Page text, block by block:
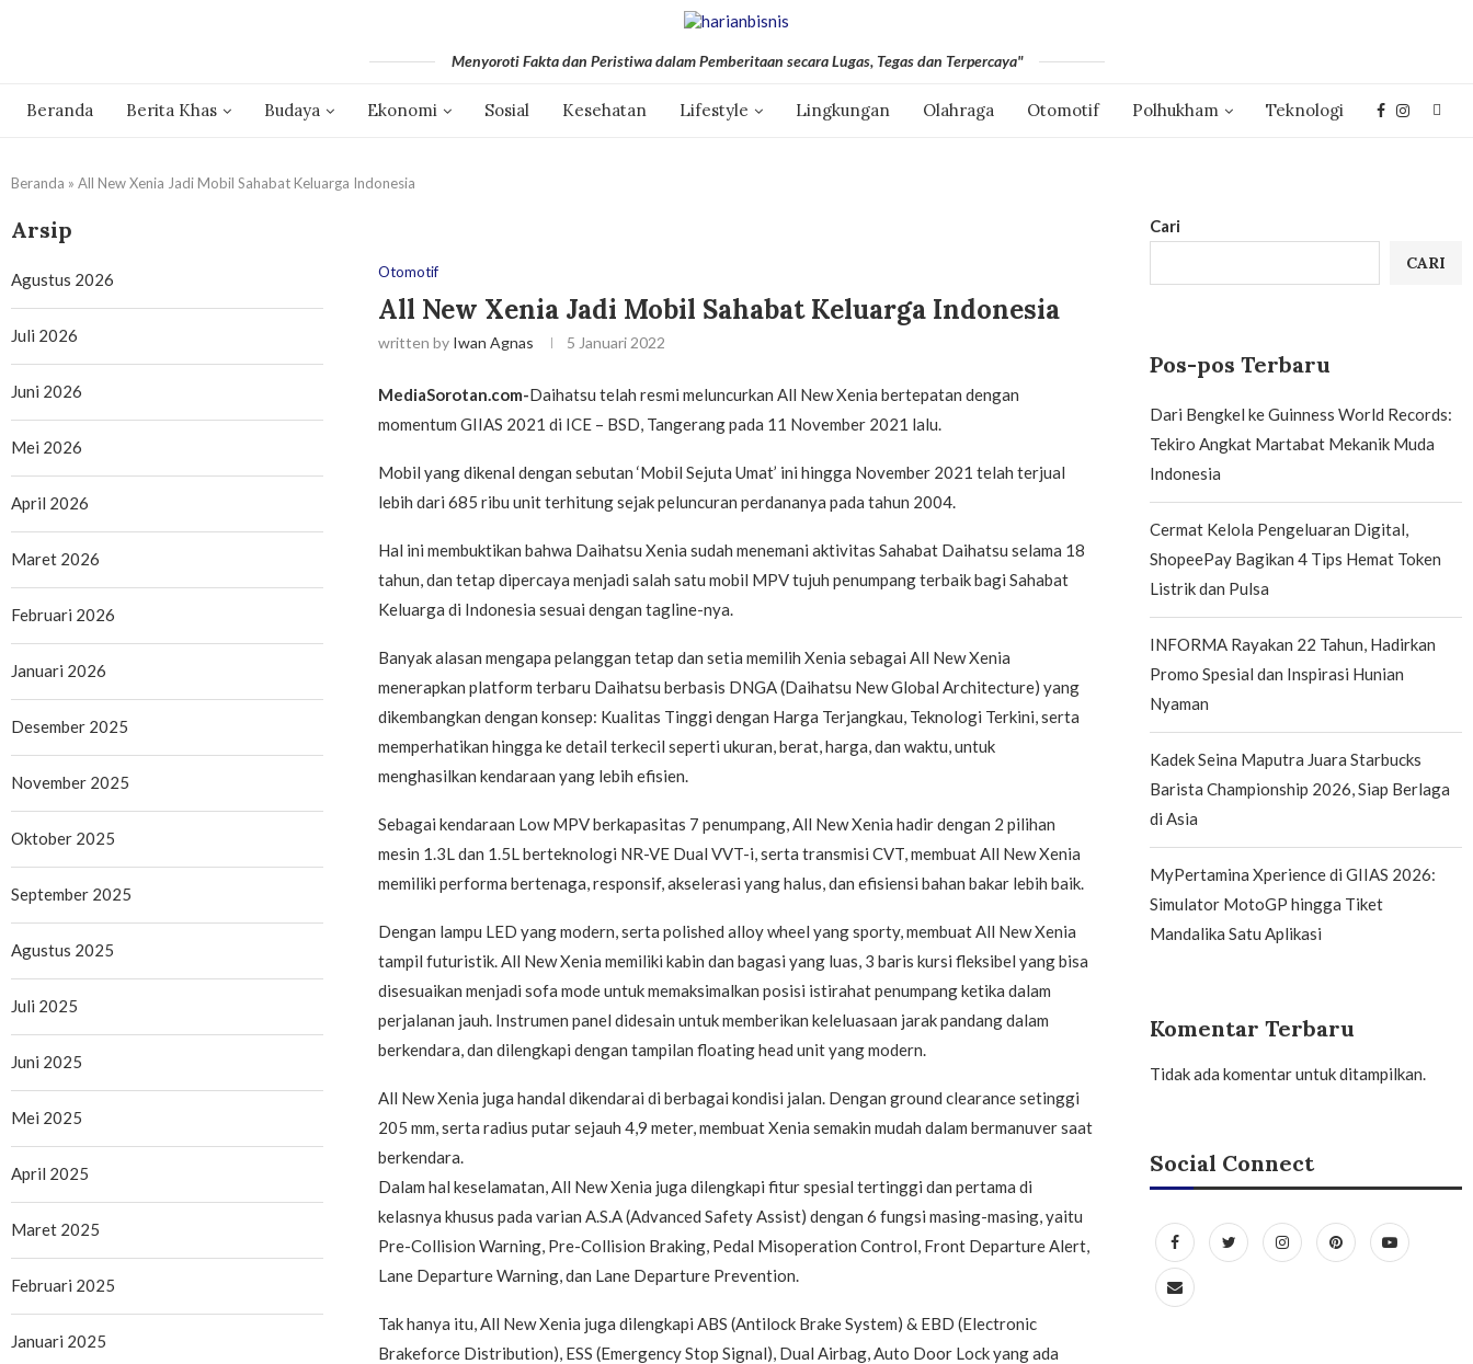
Menyoroti Fakta dan Peristiwa dalam Pemberitaan secara Lugas, Tegas dan Terpercaya"
Beranda Berita Khas Budaya Ekonomi Sosial Kesehatan Lifestyle Lingkungan Olahraga Otomotif Polhukham Teknologi
Beranda » All New Xenia Jadi Mobil Sahabat Keluarga Indonesia
Otomotif
All New Xenia Jadi Mobil Sahabat Keluarga Indonesia
written by Iwan Agnas 5 Januari 2022
MediaSorotan.com-Daihatsu telah resmi meluncurkan All New Xenia bertepatan dengan
momentum GIIAS 2021 di ICE – BSD, Tangerang pada 11 November 2021 lalu.
Mobil yang dikenal dengan sebutan ‘Mobil Sejuta Umat’ ini hingga November 2021 telah terjual
lebih dari 685 ribu unit terhitung sejak peluncuran perdananya pada tahun 2004.
Hal ini membuktikan bahwa Daihatsu Xenia sudah menemani aktivitas Sahabat Daihatsu selama 18
tahun, dan tetap dipercaya menjadi salah satu mobil MPV tujuh penumpang terbaik bagi Sahabat
Keluarga di Indonesia sesuai dengan tagline-nya.
Banyak alasan mengapa pelanggan tetap dan setia memilih Xenia sebagai All New Xenia
menerapkan platform terbaru Daihatsu berbasis DNGA (Daihatsu New Global Architecture) yang
dikembangkan dengan konsep: Kualitas Tinggi dengan Harga Terjangkau, Teknologi Terkini, serta
memperhatikan hingga ke detail terkecil seperti ukuran, berat, harga, dan waktu, untuk
menghasilkan kendaraan yang lebih efisien.
Sebagai kendaraan Low MPV berkapasitas 7 penumpang, All New Xenia hadir dengan 2 pilihan
mesin 1.3L dan 1.5L berteknologi NR-VE Dual VVT-i, serta transmisi CVT, membuat All New Xenia
memiliki performa bertenaga, responsif, akselerasi yang halus, dan efisiensi bahan bakar lebih baik.
Dengan lampu LED yang modern, serta polished alloy wheel yang sporty, membuat All New Xenia
tampil futuristik. All New Xenia memiliki kabin dan bagasi yang luas, 3 baris kursi fleksibel yang bisa
disesuaikan menjadi sofa mode untuk memaksimalkan posisi istirahat penumpang ketika dalam
perjalanan jauh. Instrumen panel didesain untuk memberikan keleluasaan jarak pandang dalam
berkendara, dan dilengkapi dengan tampilan floating head unit yang modern.
All New Xenia juga handal dikendarai di berbagai kondisi jalan. Dengan ground clearance setinggi
205 mm, serta radius putar sejauh 4,9 meter, membuat Xenia semakin mudah dalam bermanuver saat
berkendara.
Dalam hal keselamatan, All New Xenia juga dilengkapi fitur spesial tertinggi dan pertama di
kelasnya khusus pada varian A.S.A (Advanced Safety Assist) dengan 6 fungsi masing-masing, yaitu
Pre-Collision Warning, Pre-Collision Braking, Pedal Misoperation Control, Front Departure Alert,
Lane Departure Warning, dan Lane Departure Prevention.
Tak hanya itu, All New Xenia juga dilengkapi ABS (Antilock Brake System) & EBD (Electronic
Brakeforce Distribution), ESS (Emergency Stop Signal), Dual Airbag, Auto Door Lock yang ada
Cari
CARI
Pos-pos Terbaru
Dari Bengkel ke Guinness World Records:
Tekiro Angkat Martabat Mekanik Muda
Indonesia
Cermat Kelola Pengeluaran Digital,
ShopeePay Bagikan 4 Tips Hemat Token
Listrik dan Pulsa
INFORMA Rayakan 22 Tahun, Hadirkan
Promo Spesial dan Inspirasi Hunian
Nyaman
Kadek Seina Maputra Juara Starbucks
Barista Championship 2026, Siap Berlaga
di Asia
MyPertamina Xperience di GIIAS 2026:
Simulator MotoGP hingga Tiket
Mandalika Satu Aplikasi
Komentar Terbaru
Tidak ada komentar untuk ditampilkan.
Social Connect
Arsip
Agustus 2026
Juli 2026
Juni 2026
Mei 2026
April 2026
Maret 2026
Februari 2026
Januari 2026
Desember 2025
November 2025
Oktober 2025
September 2025
Agustus 2025
Juli 2025
Juni 2025
Mei 2025
April 2025
Maret 2025
Februari 2025
Januari 2025